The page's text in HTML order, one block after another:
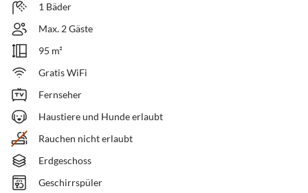
1 Bäder
Max. 2 Gäste
95 m²
Gratis WiFi
Fernseher
Haustiere und Hunde erlaubt
Rauchen nicht erlaubt
Erdgeschoss
Geschirrspüler